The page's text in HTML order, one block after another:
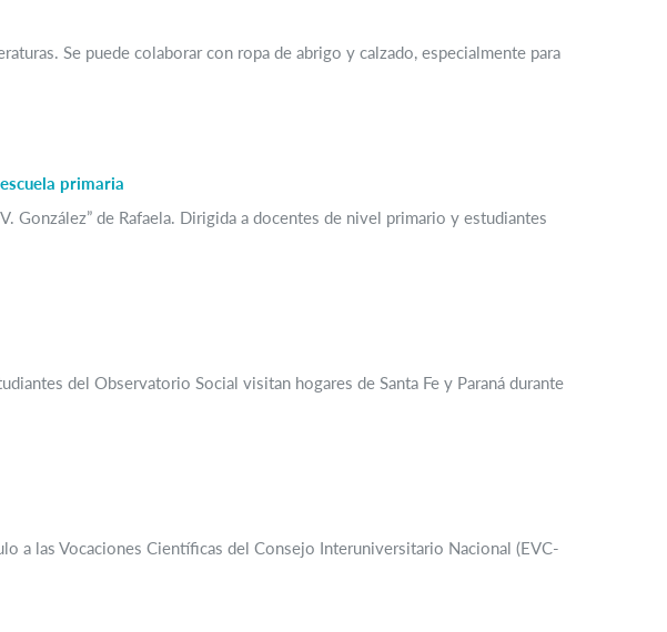
Se puede colaborar con ropa de abrigo y calzado, especialmente para
primaria
González” de Rafaela. Dirigida a docentes de nivel primario y estudiantes
del Observatorio Social visitan hogares de Santa Fe y Paraná durante
a las Vocaciones Científicas del Consejo Interuniversitario Nacional (EVC-